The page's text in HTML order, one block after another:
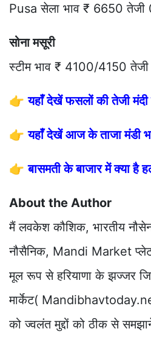
Pusa सेला भाव ₹ 6650 तेजी
सोना मसूरी
स्टीम भाव ₹ 4100/4150
👉यहाँ देखें फसलों की तेजी मंदी
👉यहाँ देखें आज के ताजा मंडी
👉बासमती के बाजार में क्या है
About the Author
मैं लवकेश कौशिक, भारतीय
नौसैनिक, Mandi Market
मूल रूप से हरियाणा के झज्जर
मार्केट(
को ज्वलंत मुद्दों को ठीक से